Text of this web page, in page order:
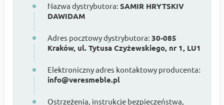
Nazwa dystrybutora: SAMIR HRYTSKIV
DAWIDAM
Adres pocztowy dystrybutora: 30-085
Kraków, ul. Tytusa Czyżewskiego, nr 1, LU1
Elektroniczny adres kontaktowy producenta:
info@veresmeble.pl
Ostrzeżenia, instrukcje bezpieczeństwa,